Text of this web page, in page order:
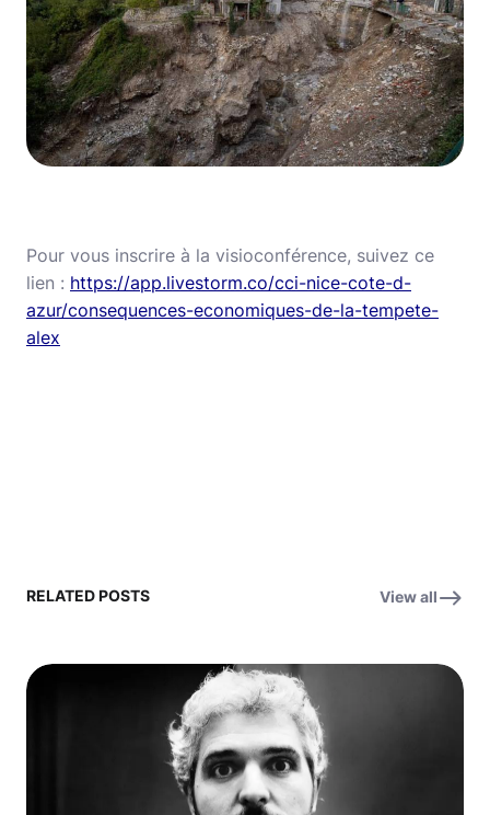
Pour vous inscrire à la visioconférence, suivez ce
lien : https://app.livestorm.co/cci-nice-cote-d-
azur/consequences-economiques-de-la-tempete-
alex
RELATED POSTS View all